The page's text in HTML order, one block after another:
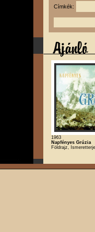
Címkék:
1963
Napfényes Grúzia
Földrajz,